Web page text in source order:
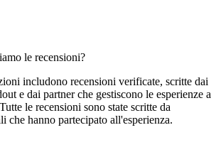
le recensioni?
includono recensioni verificate, scritte dai
e dai partner che gestiscono le esperienze a
le recensioni sono state scritte da
che hanno partecipato all'esperienza.